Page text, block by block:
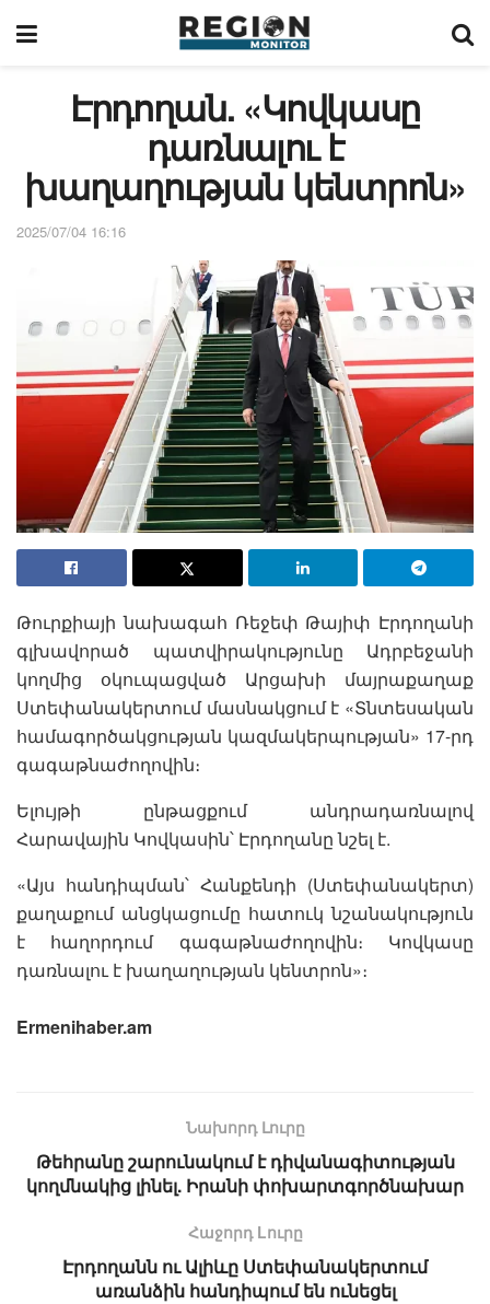
Էրդողան. «Կովկասը
դառնալու է
խաղաղության կենտրոն»
2025/07/04 16:16
Թուրքիայի նախագահ Ռեջեփ Թայիփ Էրդողանի
գլխավորած պատվիրակությունը Ադրբեջանի
կողմից օկուպացված Արցախի մայրաքաղաք
Ստեփանակերտում մասնակցում է «Տնտեսական
համագործակցության կազմակերպության» 17-րդ
գագաթնաժողովին։
Ելույթի ընթացքում անդրադառնալով
Հարավային Կովկասին՝ Էրդողանը նշել է.
«Այս հանդիպման՝ Հանքենդի (Ստեփանակերտ)
քաղաքում անցկացումը հատուկ նշանակություն
է հաղորդում գագաթնաժողովին։ Կովկասը
դառնալու է խաղաղության կենտրոն»։
Ermenihaber.am
Նախորդ Լուրը
Թեհրանը շարունակում է դիվանագիտության
կողմնակից լինել. Իրանի փոխարտգործնախար
Հաջորդ Lուրը
Էրդողանն ու Ալիևը Ստեփանակերտում
առանձին հանդիպում են ունեցել